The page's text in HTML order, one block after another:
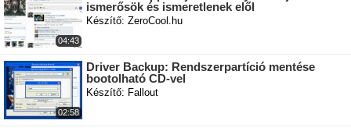
04:43
ismerősök és ismeretlenek elől
Készítő: ZeroCool.hu
02:58
Driver Backup: Rendszerpartíció mentése
bootolható CD-vel
Készítő: Fallout